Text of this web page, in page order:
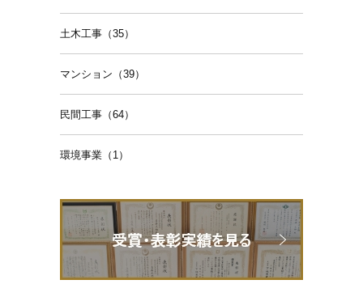
土木工事（35）
マンション（39）
民間工事（64）
環境事業（1）